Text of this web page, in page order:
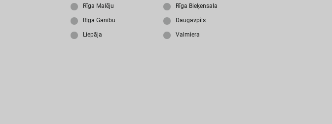
Aiz
id
Rīga Malēju Rīga Bieķensala
Rīga Ganību Daugavpils
Liepāja Valmiera